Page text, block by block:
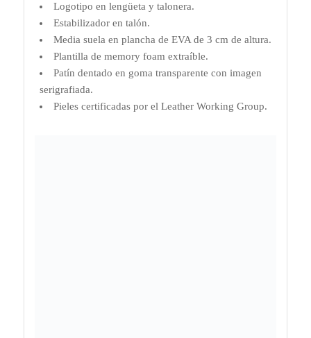
Logotipo en lengüeta y talonera.
Estabilizador en talón.
Media suela en plancha de EVA de 3 cm de altura.
Plantilla de memory foam extraíble.
Patín dentado en goma transparente con imagen
serigrafiada.
Pieles certificadas por el Leather Working Group.